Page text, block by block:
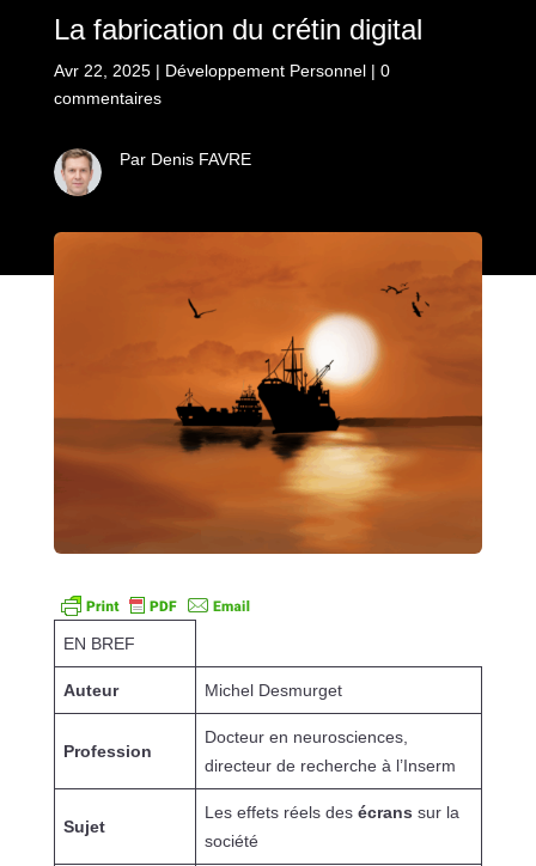
La fabrication du crétin digital
Avr 22, 2025| Développement Personnel| 0
commentaires
Par Denis FAVRE
EN BREF
Auteur Michel Desmurget
Profession
Docteur en neurosciences,
directeur de recherche à l’Inserm
Sujet
Les effets réels des écrans sur la
société